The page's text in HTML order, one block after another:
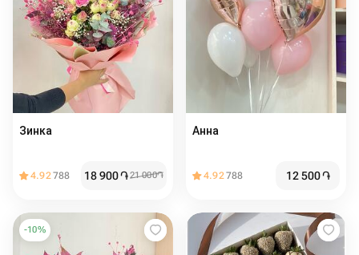
Зинка
4.92788 18 900֏21 000֏
Анна
4.92788 12 500֏
-10%